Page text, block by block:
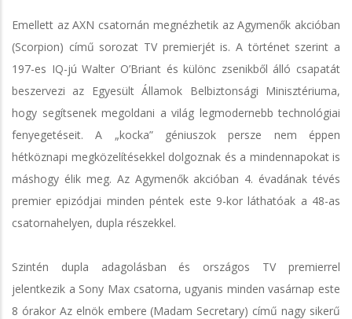
Emellett az AXN csatornán megnézhetik az Agymenők akcióban
(Scorpion) című sorozat TV premierjét is. A történet szerint a
197-es IQ-jú Walter O’Briant és különc zsenikből álló csapatát
beszervezi az Egyesült Államok Belbiztonsági Minisztériuma,
hogy segítsenek megoldani a világ legmodernebb technológiai
fenyegetéseit. A „kocka” géniuszok persze nem éppen
hétköznapi megközelítésekkel dolgoznak és a mindennapokat is
máshogy élik meg. Az Agymenők akcióban 4. évadának tévés
premier epizódjai minden péntek este 9-kor láthatóak a 48-as
csatornahelyen, dupla részekkel.
Szintén dupla adagolásban és országos TV premierrel
jelentkezik a Sony Max csatorna, ugyanis minden vasárnap este
8 órakor Az elnök embere (Madam Secretary) című nagy sikerű